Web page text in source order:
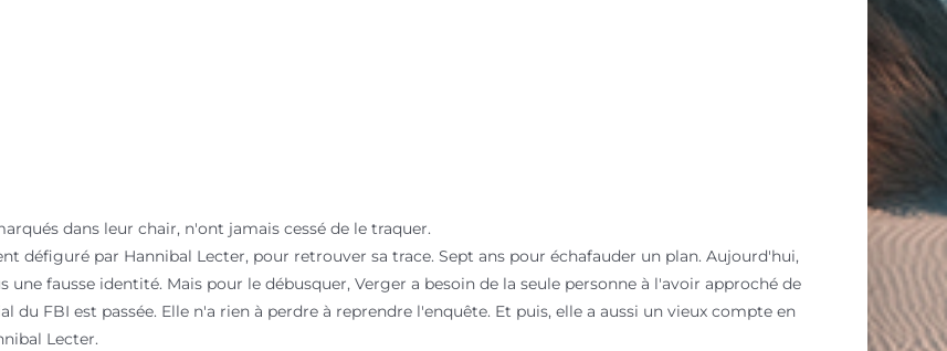
dans leur chair, n'ont jamais cessé de le traquer.
défiguré par Hannibal Lecter, pour retrouver sa trace. Sept ans pour échafauder un plan. Aujourd'hui,
fausse identité. Mais pour le débusquer, Verger a besoin de la seule personne à l'avoir approché de
du FBI est passée. Elle n'a rien à perdre à reprendre l'enquête. Et puis, elle a aussi un vieux compte en
Lecter.